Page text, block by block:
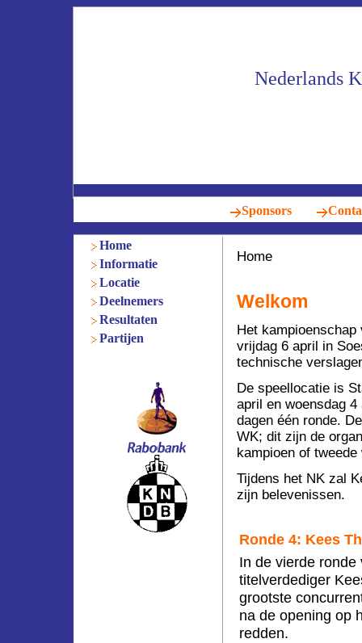
Nederlands
Sponsors
Home
Informatie
Locatie
Deelnemers
Resultaten
Partijen
Home
Welkom
Het
vrijdag 6 april in
technische
De speellocatie is
april en woensdag
dagen één ronde.
WK; dit zijn de
kampioen of
Tijdens het NK zal
zijn belevenissen.
Ronde 4: Kees
In de vierde
titelverdediger
grootste
na de opening op
redden.